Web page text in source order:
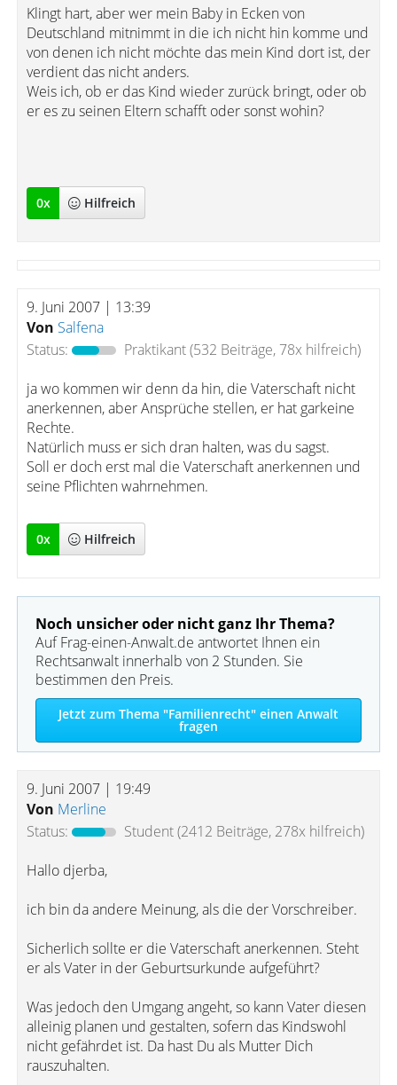
Klingt hart, aber wer mein Baby in Ecken von
Deutschland mitnimmt in die ich nicht hin komme und
von denen ich nicht möchte das mein Kind dort ist, der
verdient das nicht anders.
Weis ich, ob er das Kind wieder zurück bringt, oder ob
er es zu seinen Eltern schafft oder sonst wohin?
0x Hilfreich
9. Juni 2007 | 13:39
Von Salfena
Status:
Praktikant(532 Beiträge, 78x hilfreich)
ja wo kommen wir denn da hin, die Vaterschaft nicht
anerkennen, aber Ansprüche stellen, er hat garkeine
Rechte.
Natürlich muss er sich dran halten, was du sagst.
Soll er doch erst mal die Vaterschaft anerkennen und
seine Pflichten wahrnehmen.
0x Hilfreich
Noch unsicher oder nicht ganz Ihr Thema?
Auf Frag-einen-Anwalt.de antwortet Ihnen ein
Rechtsanwalt innerhalb von 2 Stunden. Sie
bestimmen den Preis.
Jetzt zum Thema "Familienrecht" einen Anwalt
fragen
9. Juni 2007 | 19:49
Von Merline
Status:
Student(2412 Beiträge, 278x hilfreich)
Hallo djerba,
ich bin da andere Meinung, als die der Vorschreiber.
Sicherlich sollte er die Vaterschaft anerkennen. Steht
er als Vater in der Geburtsurkunde aufgeführt?
Was jedoch den Umgang angeht, so kann Vater diesen
alleinig planen und gestalten, sofern das Kindswohl
nicht gefährdet ist. Da hast Du als Mutter Dich
rauszuhalten.